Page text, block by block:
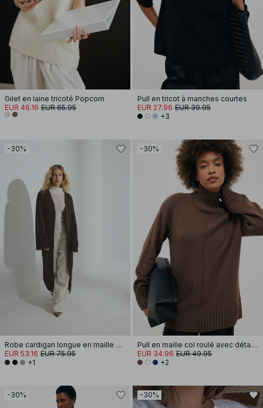
Gilet en laine tricoté Popcorn
EUR 46.16 EUR 65.95
Pull en tricot à manches courtes
EUR 27.96 EUR 39.95
+3
-30%
Robe cardigan longue en maille de laine mélangée
EUR 53.16 EUR 75.95
+1
-30%
Pull en maille col roulé avec détails de couture
EUR 34.96 EUR 49.95
+2
-30% -30%